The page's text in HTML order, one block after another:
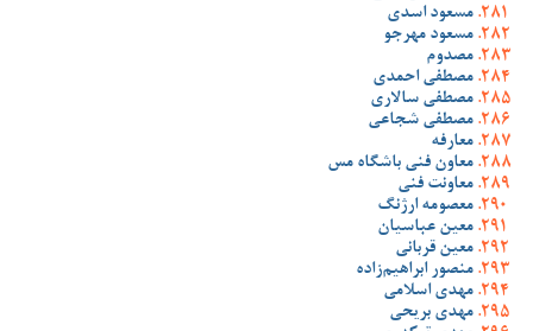
مسعود اسدی
مسعود مهرجو
مصدوم
مصطفی احمدی
مصطفی سالاری
مصطفی شجاعی
معارفه
معاون فنی باشگاه مس
معاونت فنی
معصومه ارژنگ
معین عباسیان
معین قربانی
منصور ابراهیم‌زاده
مهدی اسلامی
مهدی بریحی